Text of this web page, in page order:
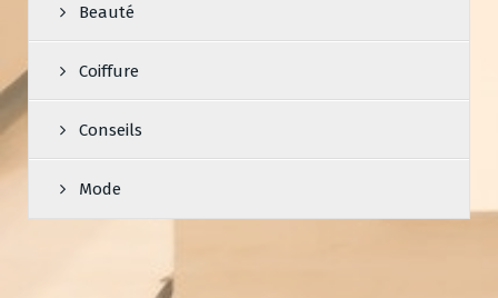
Beauté
Coiffure
Conseils
Mode